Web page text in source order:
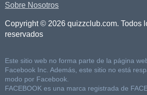
Sobre Nosotros
Copyright © 2026 quizzclub.com. Todos
reservados
Este sitio web no forma parte de la página
Facebook Inc. Además, este sitio no está
modo por Facebook.
FACEBOOK es una marca registrada de